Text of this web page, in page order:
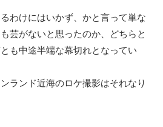
わけにはいかず、かと言って単な
芸がないと思ったのか、どちらと
も中途半端な幕切れとなってい
ランド近海のロケ撮影はそれなり